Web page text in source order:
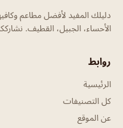
دليلك المفيد لأفضل مطاعم
الأحساء، الجبيل، القطيف.
روابط
الرئيسية
كل التصنيفات
عن الموقع